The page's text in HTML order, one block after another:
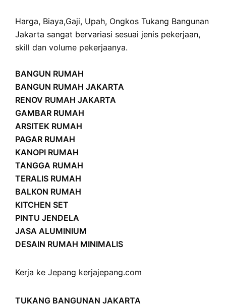
Harga, Biaya,Gaji, Upah, Ongkos Tukang Bangunan
Jakarta sangat bervariasi sesuai jenis pekerjaan,
skill dan volume pekerjaanya.
BANGUN RUMAH
BANGUN RUMAH JAKARTA
RENOV RUMAH JAKARTA
GAMBAR RUMAH
ARSITEK RUMAH
PAGAR RUMAH
KANOPI RUMAH
TANGGA RUMAH
TERALIS RUMAH
BALKON RUMAH
KITCHEN SET
PINTU JENDELA
JASA ALUMINIUM
DESAIN RUMAH MINIMALIS
Kerja ke Jepang kerjajepang.com
TUKANG BANGUNAN JAKARTA